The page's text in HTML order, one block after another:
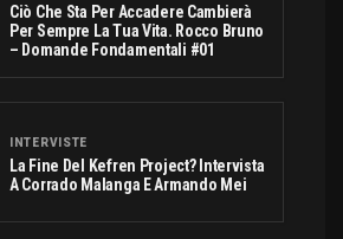
Ciò Che Sta Per Accadere Cambierà
Per Sempre La Tua Vita. Rocco Bruno
– Domande Fondamentali #01
INTERVISTE
La Fine Del Kefren Project? Intervista
A Corrado Malanga E Armando Mei